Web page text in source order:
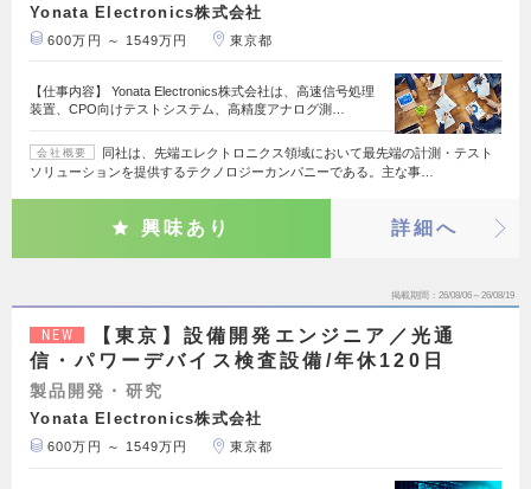
Yonata Electronics株式会社
600万円 ～ 1549万円 東京都
【仕事内容】 Yonata Electronics株式会社は、高速信号処理
装置、CPO向けテストシステム、高精度アナログ測…
会社概要
同社は、先端エレクトロニクス領域において最先端の計測・テスト
ソリューションを提供するテクノロジーカンパニーである。主な事…
興味あり 詳細へ
掲載期間 26/08/06～26/08/19
NEW
【東京】設備開発エンジニア／光通
信・パワーデバイス検査設備/年休120日
製品開発・研究
Yonata Electronics株式会社
600万円 ～ 1549万円 東京都